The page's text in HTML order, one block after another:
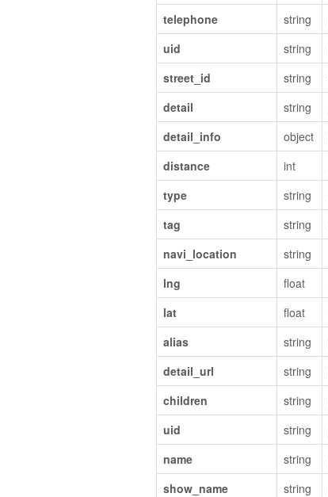
telephone
string
uid
string
street_id
string
detail
string
detail_info
object
distance
int
type
string
tag
string
navi_location
string
lng
float
lat
float
alias
string
detail_url
string
children
string
uid
string
name
string
show_name
string